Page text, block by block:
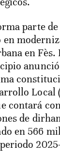
parte
en
en Fès.
anunció
Local
contará
de
en 566